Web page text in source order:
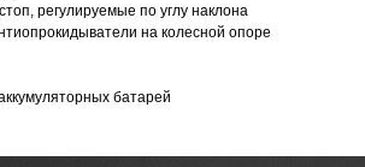
регулируемые по углу наклона
на колесной опоре
батарей